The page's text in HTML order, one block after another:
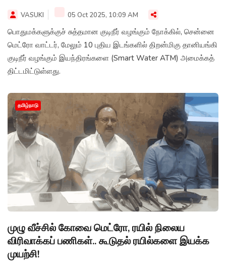
VASUKI 05 Oct 2025, 10:09 AM
பொதுமக்களுக்குச் சுத்தமான குடிநீர் வழங்கும் நோக்கில், சென்னை
மெட்ரோ வாட்டர், மேலும் 10 புதிய இடங்களில் திறன்மிகு தானியங்கி
குடிநீர் வழங்கும் இயந்திரங்களை (Smart Water ATM) அமைக்கத்
திட்டமிட்டுள்ளது.
தமிழ்நாடு
முழு வீச்சில் கோவை மெட்ரோ, ரயில் நிலைய
விரிவாக்கப் பணிகள்.. கூடுதல் ரயில்களை இயக்க
முயற்சி!